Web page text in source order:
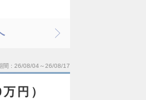
間 26/08/04～26/08/17
円）